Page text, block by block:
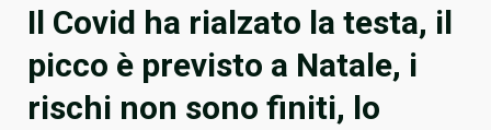
Il Covid ha rialzato la testa, il
picco è previsto a Natale, i
rischi non sono finiti, lo